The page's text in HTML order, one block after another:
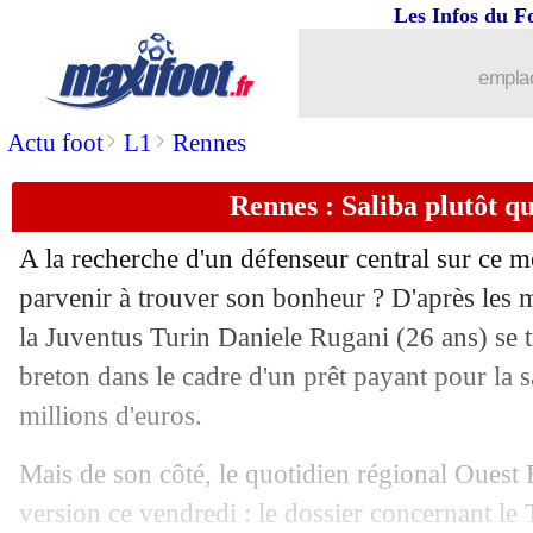
Actu foot> L1 > Rennes
Les Infos du
Rennes : Saliba plutôt
A la recherche d'un défenseur central sur ce
parvenir à trouver son bonheur ? D'après les
la Juventus Turin Daniele Rugani (26 ans) se
breton dans le cadre d'un prêt payant pour la
millions d'euros.
Mais de son côté, le quotidien régional Ouest
version ce vendredi : le dossier concernant le
: le tirage complet de la phase de
02/10 C3
02/10 C3: Nice avec Leverkusen !
02/10 Real : Carvajal, la tuile...
02/10 Atletico: un proche de Cavani
02/10 ASSE: Fofana à Leicester, c'est
02/10 Chelsea: le Bayern avance pour